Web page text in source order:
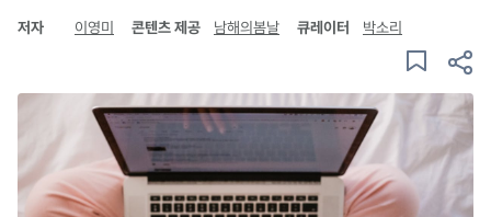
저자 이영미 콘텐츠 제공 남해의봄날 큐레이터 박소리